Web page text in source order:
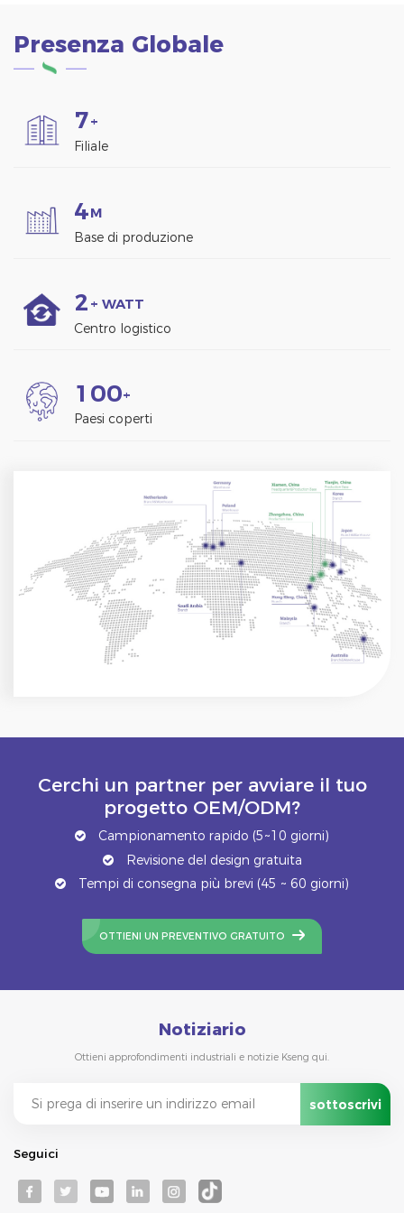
Presenza Globale
7+
Filiale
4M
Base di produzione
2 + WATT
Centro logistico
1 00+
Paesi coperti
Cerchi un partner per avviare il tuo
progetto OEM/ODM?
Campionamento rapido (5~10 giorni)
Revisione del design gratuita
Tempi di consegna più brevi (45 ~ 60 giorni)
OTTIENI UN PREVENTIVO GRATUITO
Notiziario
Ottieni approfondimenti industriali e notizie Kseng qui.
Seguici